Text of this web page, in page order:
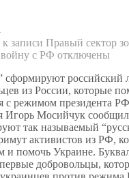
к записи Правый сектор
войну с РФ отключены
сформируют российский
из России, которые
с режимом президента
Игорь Мосийчук
так называемый
активистов из РФ,
и помочь Украине.
добровольцы,